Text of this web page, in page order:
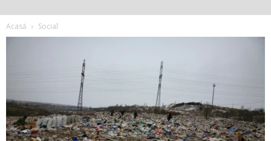
Acasă Social